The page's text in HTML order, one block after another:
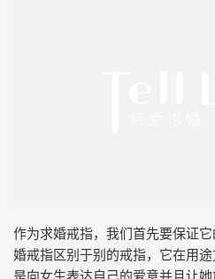
作为求婚戒指，我们首先要保证
婚戒指区别于别的戒指，它在用